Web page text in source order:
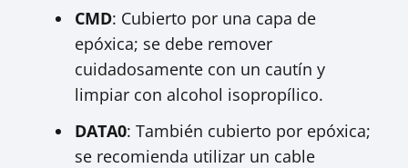
CMD: Cubierto por una capa de
epóxica; se debe remover
cuidadosamente con un cautín y
limpiar con alcohol isopropílico.
DATA0: También cubierto por epóxica;
se recomienda utilizar un cable